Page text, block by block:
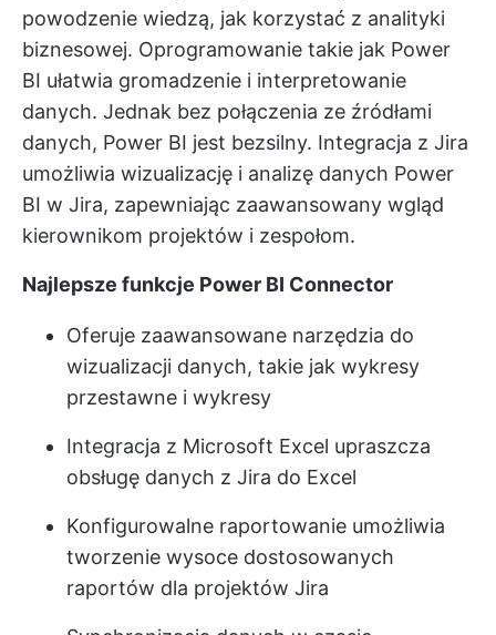
powodzenie wiedzą, jak korzystać z analityki
biznesowej. Oprogramowanie takie jak Power
BI ułatwia gromadzenie i interpretowanie
danych. Jednak bez połączenia ze źródłami
danych, Power BI jest bezsilny. Integracja z Jira
umożliwia wizualizację i analizę danych Power
BI w Jira, zapewniając zaawansowany wgląd
kierownikom projektów i zespołom.
Najlepsze funkcje Power BI Connector
Oferuje zaawansowane narzędzia do
wizualizacji danych, takie jak wykresy
przestawne i wykresy
Integracja z Microsoft Excel upraszcza
obsługę danych z Jira do Excel
Konfigurowalne raportowanie umożliwia
tworzenie wysoce dostosowanych
raportów dla projektów Jira